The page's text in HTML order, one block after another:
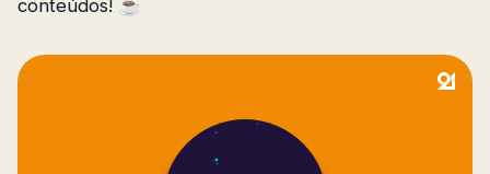
conteúdos! ☕